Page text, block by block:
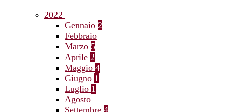
2022
Gennaio 2
Febbraio
Marzo 5
Aprile 2
Maggio 4
Giugno 1
Luglio 1
Agosto